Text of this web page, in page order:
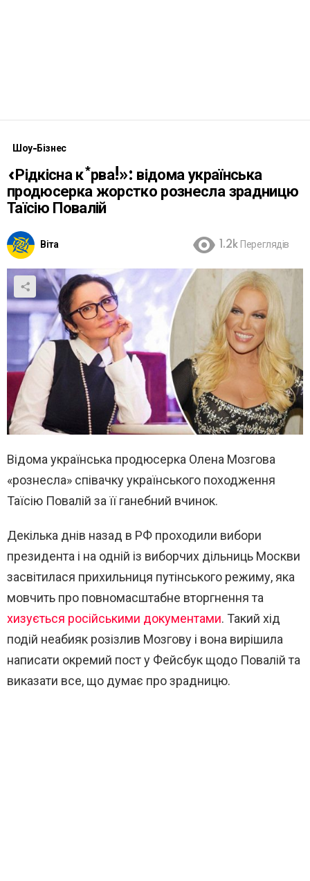
Шоу-Бізнес
«Рідкісна к*рва!»: відома українська
продюсерка жорстко рознесла зрадницю
Таїсію Повалій
Віта 1.2k Переглядів
Відома українська продюсерка Олена Мозгова
«рознесла» співачку українського походження
Таїсію Повалій за її ганебний вчинок.
Декілька днів назад в РФ проходили вибори
президента і на одній із виборчих дільниць Москви
засвітилася прихильниця путінського режиму, яка
мовчить про повномасштабне вторгнення та
хизується російськими документами. Такий хід
подій неабияк розізлив Мозгову і вона вирішила
написати окремий пост у Фейсбук щодо Повалій та
виказати все, що думає про зрадницю.